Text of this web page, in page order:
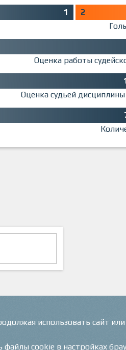
1
2
Оценка работы
Оценка судьей
использовать сайт
cookie в настройках